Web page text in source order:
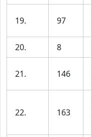
19. 97
20. 8
21. 146
22. 163